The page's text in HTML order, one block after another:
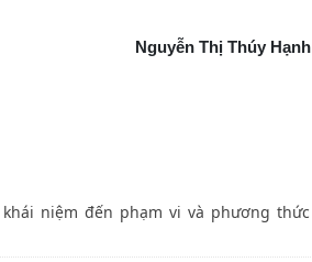
Nguyễn Thị Thúy Hạnh
thức